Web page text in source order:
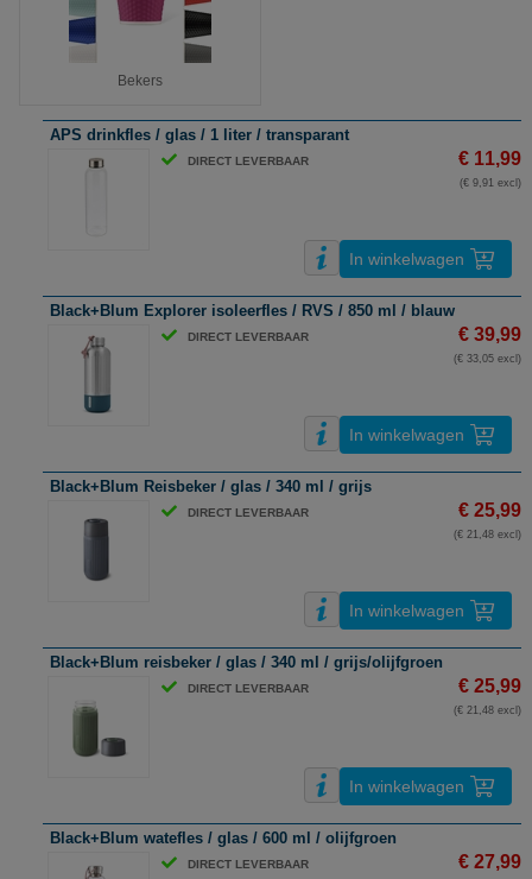
Bekers
APS drinkfles / glas / 1 liter / transparant
DIRECT LEVERBAAR € 11,99
(€ 9,91 excl)
In winkelwagen
Black+Blum Explorer isoleerfles / RVS / 850 ml / blauw
DIRECT LEVERBAAR € 39,99
(€ 33,05 excl)
In winkelwagen
Black+Blum Reisbeker / glas / 340 ml / grijs
DIRECT LEVERBAAR € 25,99
(€ 21,48 excl)
In winkelwagen
Black+Blum reisbeker / glas / 340 ml / grijs/olijfgroen
DIRECT LEVERBAAR € 25,99
(€ 21,48 excl)
In winkelwagen
Black+Blum watefles / glas / 600 ml / olijfgroen
DIRECT LEVERBAAR € 27,99